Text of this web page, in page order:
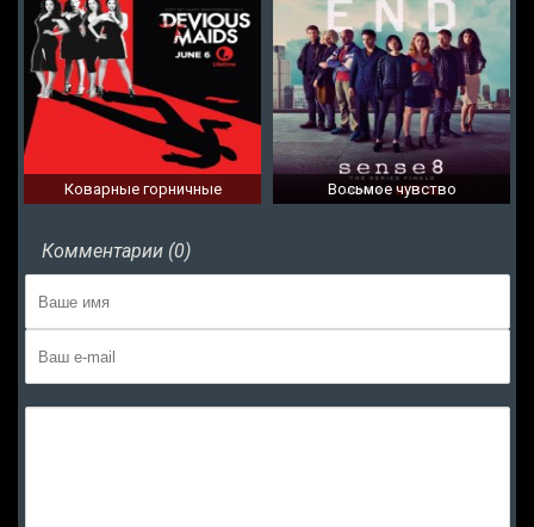
Коварные горничные Восьмое чувство
Комментарии (0)